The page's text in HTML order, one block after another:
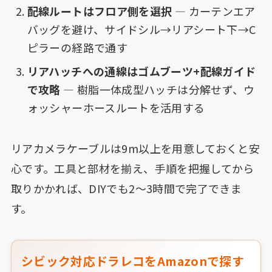
配線ルートはフロア側を選択 — カーテンエア
バッグを避け、サイドシル→リアシート下→C
ピラーの経路で通す
リアハッチへの通線はゴムブーツ+配線ガイド
で攻略 — 樹脂一体成型ハッチは分解せず、ウ
ォッシャーホースルートを活用する
リアカメラケーブルは9m以上を用意しておくと安
心です。工具と部材を揃え、手順を把握してから
取りかかれば、DIYでも2〜3時間で完了できま
す。
シビック対応ドラレコをAmazonで探す